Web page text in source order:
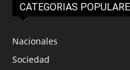
CATEGORIAS
Nacionales
Sociedad